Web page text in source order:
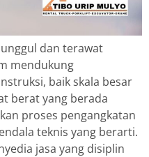
dan terawat
mendukung
baik skala besar
berat yang berada
proses pengangkatan
teknis yang berarti.
jasa yang disiplin